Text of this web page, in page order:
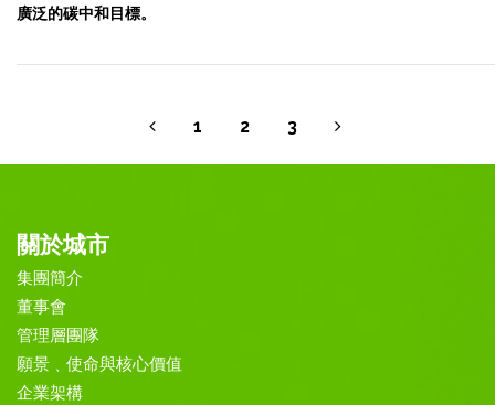
廣泛的碳中和目標。
1 2 3
關於城市
集團簡介
董事會
管理層團隊
願景﹑使命與核心價值
企業架構